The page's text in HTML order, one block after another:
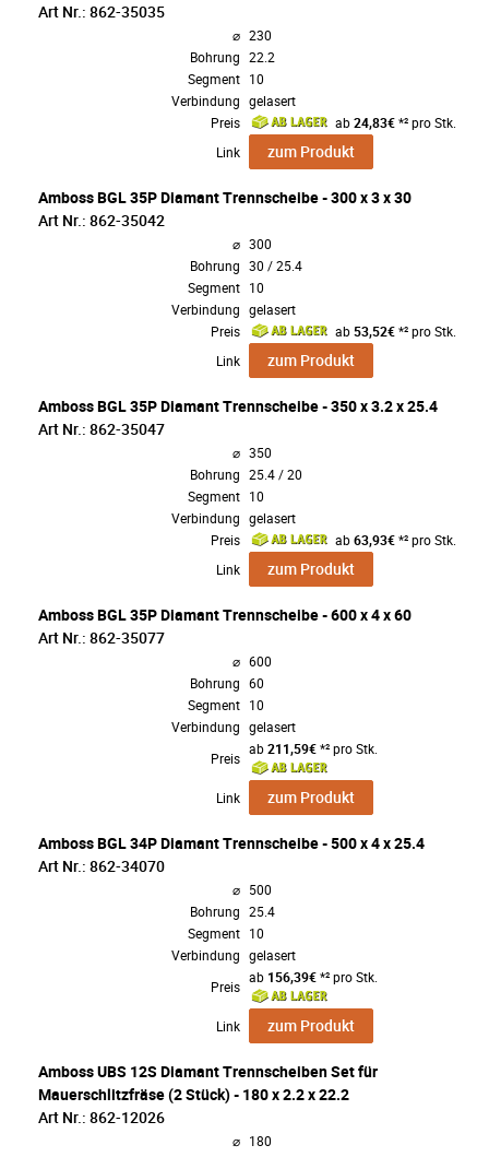
Art Nr.: 862-35035
⌀ 230
Bohrung 22.2
Segment 10
Verbindung gelasert
Preis
ab24,83€*² pro Stk.
Link
zum Produkt
Amboss BGL 35P Diamant Trennscheibe - 300 x 3 x 30
Art Nr.: 862-35042
⌀ 300
Bohrung 30 / 25.4
Segment 10
Verbindung gelasert
Preis
ab53,52€*² pro Stk.
Link
zum Produkt
Amboss BGL 35P Diamant Trennscheibe - 350 x 3.2 x 25.4
Art Nr.: 862-35047
⌀ 350
Bohrung 25.4 / 20
Segment 10
Verbindung gelasert
Preis
ab63,93€*² pro Stk.
Link
zum Produkt
Amboss BGL 35P Diamant Trennscheibe - 600 x 4 x 60
Art Nr.: 862-35077
⌀ 600
Bohrung 60
Segment 10
Verbindung gelasert
Preis
ab211,59€*² pro Stk.
Link zum Produkt
Amboss BGL 34P Diamant Trennscheibe - 500 x 4 x 25.4
Art Nr.: 862-34070
⌀ 500
Bohrung 25.4
Segment 10
Verbindung gelasert
Preis
ab 156,39€*² pro Stk.
Link zum Produkt
Amboss UBS 12S Diamant Trennscheiben Set für
Mauerschlitzfräse (2 Stück) - 180 x 2.2 x 22.2
Art Nr.: 862-12026
⌀ 180